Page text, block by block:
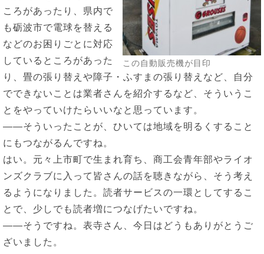
この自動販売機が目印
ころがあったり、県内で
も砺波市で電球を替える
などのお困りごとに対応
しているところがあった
り、畳の張り替えや障子・ふすまの張り替えなど、自分
でできないことは業者さんを紹介するなど、そういうこ
とをやっていけたらいいなと思っています。
――そういったことが、ひいては地域を明るくすること
にもつながるんですね。
はい。元々上市町で生まれ育ち、商工会青年部やライオ
ンズクラブに入って皆さんの話を聴きながら、そう考え
るようになりました。読者サービスの一環としてするこ
とで、少しでも読者増につなげたいですね。
――そうですね。表寺さん、今日はどうもありがとうご
ざいました。